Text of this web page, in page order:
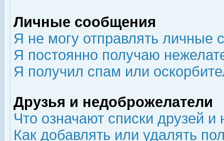
Личные сообщения
Я не могу отправлять личные
Я постоянно получаю
Я получил спам или
Друзья и недоброжелатели
Что означают списки друзей
Как добавлять или удалять